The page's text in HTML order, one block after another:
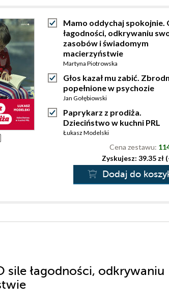
Mamo oddychaj spokojnie.
łagodności, odkrywaniu
zasobów i świadomym
macierzyństwie
Martyna Piotrowska
Głos kazał mu zabić.
popełnione w psychozie
Jan Gołębiowski
Paprykarz z prodiża.
Dzieciństwo w kuchni PRL
Łukasz Modelski
Cena zestawu:
Zyskujesz: 39.35 zł
Dodaj do
sile łagodności, odkrywaniu